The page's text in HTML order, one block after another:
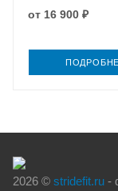
от 16 900 ₽
2026 © stridefit.ru -